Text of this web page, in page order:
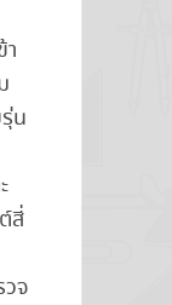
น
สี่
จ